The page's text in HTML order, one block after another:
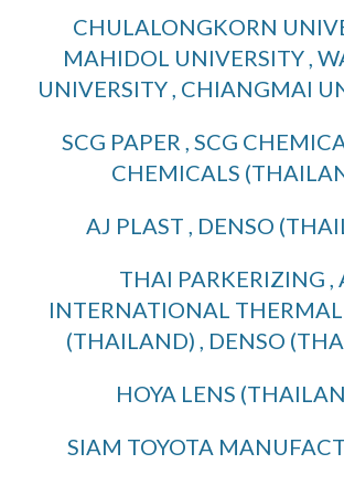
CHULALONGKORN
MAHIDOL UNIVERSITY ,
UNIVERSITY , CHIANGMAI
SCG PAPER , SCG
CHEMICALS
AJ PLAST , DENSO
THAI PARKERIZING ,
INTERNATIONAL THERMAL
(THAILAND) , DENSO
HOYA LENS
SIAM TOYOTA